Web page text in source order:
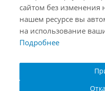
сайтом без изменения
нашем ресурсе вы
на использование
Подробнее
Соглашение на
Политика
Создание